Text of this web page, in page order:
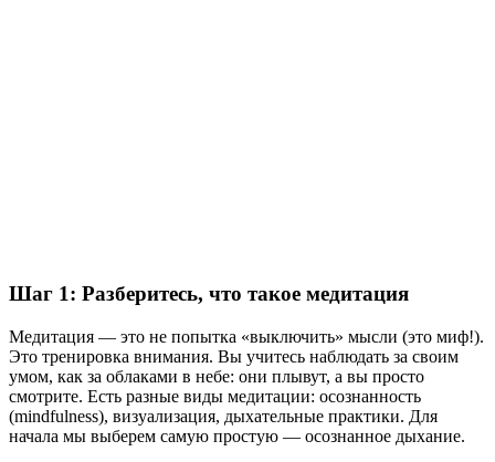
Шаг 1: Разберитесь, что такое медитация
Медитация — это не попытка «выключить» мысли (это миф!).
Это тренировка внимания. Вы учитесь наблюдать за своим
умом, как за облаками в небе: они плывут, а вы просто
смотрите. Есть разные виды медитации: осознанность
(mindfulness), визуализация, дыхательные практики. Для
начала мы выберем самую простую — осознанное дыхание.